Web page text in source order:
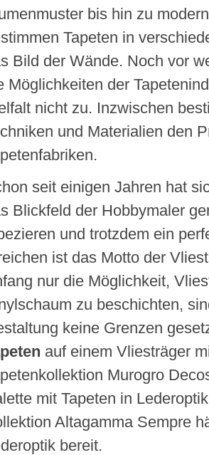
bis hin zu
Tapeten in
Bild der Wände. Noch vor
Möglichkeiten der
nicht zu. Inzwischen
und Materialien den
seit einigen Jahren hat
Blickfeld der Hobbymaler
und trotzdem ein
ist das Motto der
nur die Möglichkeit,
zu beschichten,
keine Grenzen
auf einem Vliesträger
Murogro
mit Tapeten in
Altagamma Sempre
bereit.